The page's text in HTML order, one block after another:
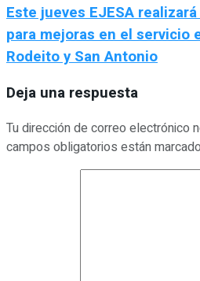
Este jueves EJESA
para mejoras en el servicio
Rodeito y San Antonio
Deja una respuesta
Tu dirección de correo electrónico
campos obligatorios están